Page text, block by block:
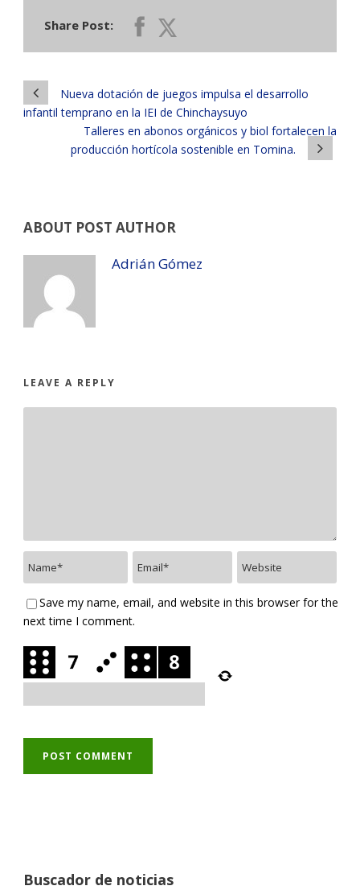
Share Post:
Nueva dotación de juegos impulsa el desarrollo
infantil temprano en la IEI de Chinchaysuyo
Talleres en abonos orgánicos y biol fortalecen la
producción hortícola sostenible en Tomina.
ABOUT POST AUTHOR
Adrián Gómez
LEAVE A REPLY
Save my name, email, and website in this browser for the
next time I comment.
Buscador de noticias